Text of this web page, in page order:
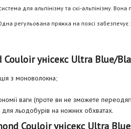
для альпінізму та скі-альпінізму.
регульована пряжка на поясі
унісекс Ultra Blue/
з моноволокна;
ваги (проте ви не зможете
льодобурів на ножних обхватах.
Couloir унісекс Ultra